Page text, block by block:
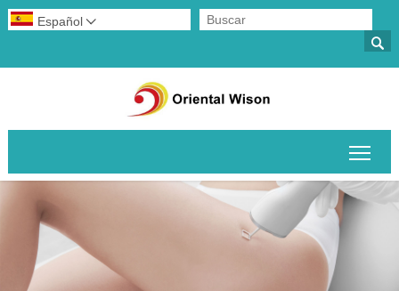

Español 